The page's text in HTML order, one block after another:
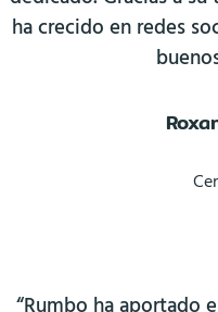
ha crecido en redes